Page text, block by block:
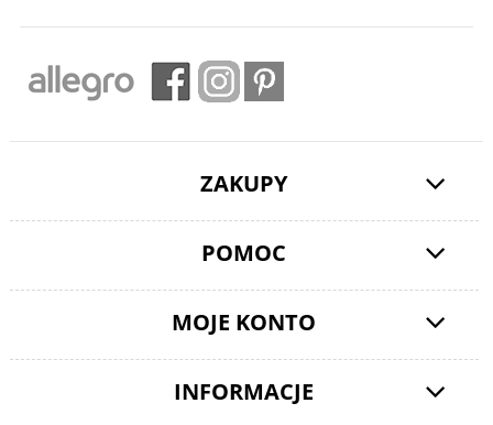
ZAKUPY
POMOC
MOJE KONTO
INFORMACJE